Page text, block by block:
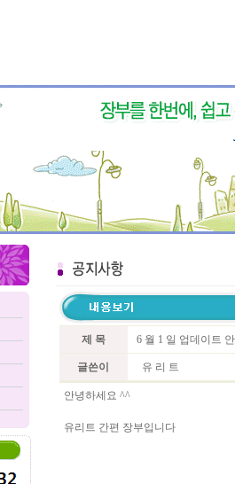
제 목 6 월 1 일 업데이트
글쓴이 유 리 트
안녕하세요 ^^
유리트 간편 장부입니다